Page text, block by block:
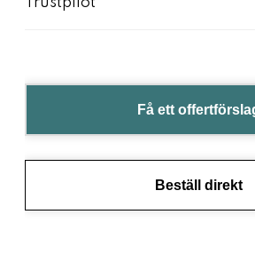
Få ett
Beställ direkt